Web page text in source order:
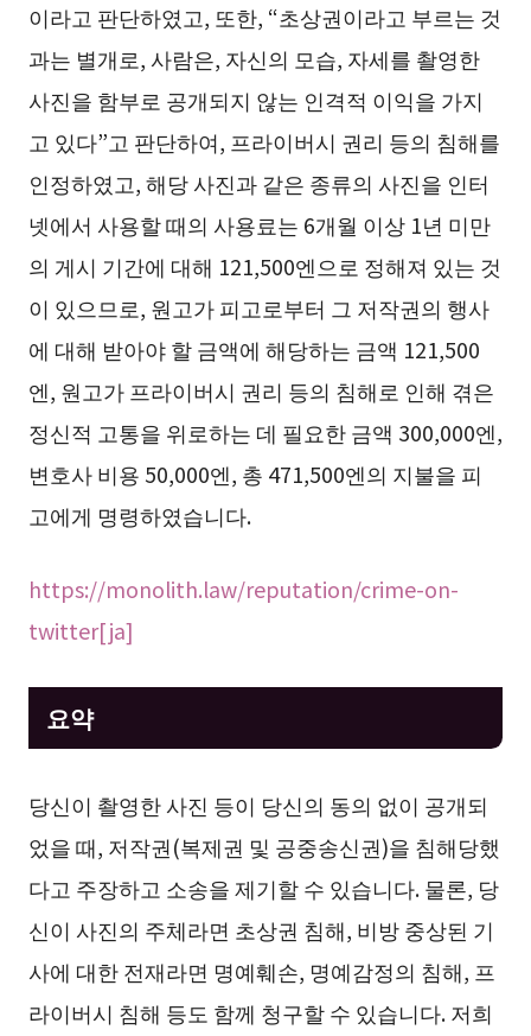
이라고 판단하였고, 또한, “초상권이라고 부르는 것
과는 별개로, 사람은, 자신의 모습, 자세를 촬영한
사진을 함부로 공개되지 않는 인격적 이익을 가지
고 있다”고 판단하여, 프라이버시 권리 등의 침해를
인정하였고, 해당 사진과 같은 종류의 사진을 인터
넷에서 사용할 때의 사용료는 6개월 이상 1년 미만
의 게시 기간에 대해 121,500엔으로 정해져 있는 것
이 있으므로, 원고가 피고로부터 그 저작권의 행사
에 대해 받아야 할 금액에 해당하는 금액 121,500
엔, 원고가 프라이버시 권리 등의 침해로 인해 겪은
정신적 고통을 위로하는 데 필요한 금액 300,000엔,
변호사 비용 50,000엔, 총 471,500엔의 지불을 피
고에게 명령하였습니다.
https://monolith.law/reputation/crime-on-
twitter[ja]
요약
당신이 촬영한 사진 등이 당신의 동의 없이 공개되
었을 때, 저작권(복제권 및 공중송신권)을 침해당했
다고 주장하고 소송을 제기할 수 있습니다. 물론, 당
신이 사진의 주체라면 초상권 침해, 비방 중상된 기
사에 대한 전재라면 명예훼손, 명예감정의 침해, 프
라이버시 침해 등도 함께 청구할 수 있습니다. 저희